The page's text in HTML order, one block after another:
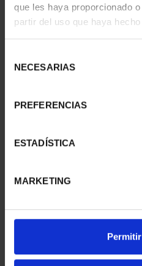
que les haya proporcionado
partir del uso que haya
NECESARIAS
PREFERENCIAS
ESTADÍSTICA
MARKETING
SUSCRIPCIÓN
CAPITALES DE
949,00 €
registrados
SUSCRIPCIÓN